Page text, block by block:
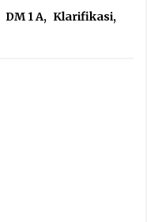
DM 1 A, Klarifikasi,